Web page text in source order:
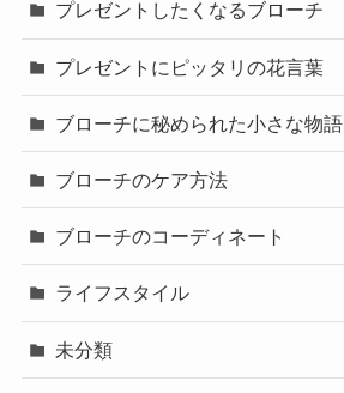
プレゼントしたくなるブローチ
プレゼントにピッタリの花言葉
ブローチに秘められた小さな物語
ブローチのケア方法
ブローチのコーディネート
ライフスタイル
未分類